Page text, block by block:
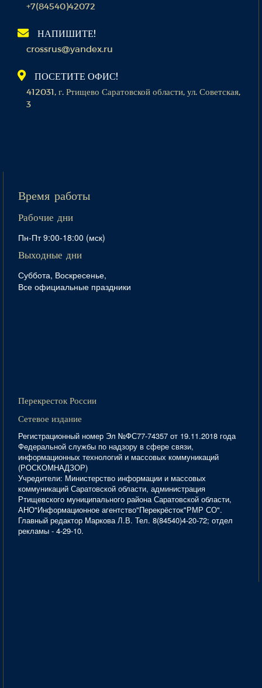
+7(84540)42072
НАПИШИТЕ!
crossrus@yandex.ru
ПОСЕТИТЕ ОФИС!
412031, г. Ртищево Саратовской области, ул. Советская,
3
Время работы
Рабочие дни
Пн-Пт 9:00-18:00 (мск)
Выходные дни
Суббота, Воскресенье,
Все официальные праздники
Перекресток России
Сетевое издание
Регистрационный номер Эл №ФС77-74357 от 19.11.2018 года
Федеральной службы по надзору в сфере связи,
информационных технологий и массовых коммуникаций
(РОСКОМНАДЗОР)
Учредители: Министерство информации и массовых
коммуникаций Саратовской области, администрация
Ртищевского муниципального района Саратовской области,
АНО"Информационное агентство"Перекрёсток"РМР СО".
Главный редактор Маркова Л.В. Тел. 8(84540)4-20-72; отдел
рекламы - 4-29-10.